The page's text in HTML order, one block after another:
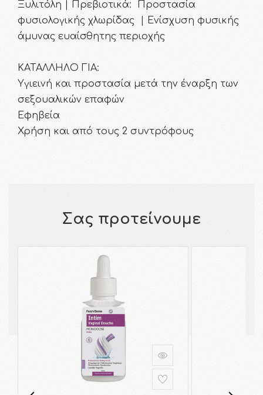
Ξυλιτόλη | Πρεβιοτικά: Προστασία
φυσιολογικής χλωρίδας | Ενίσχυση φυσικής
άμυνας ευαίσθητης περιοχής
ΚΑΤΑΛΛΗΛΟ ΓΙΑ:
Υγιεινή και προστασία μετά την έναρξη των
σεξουαλικών επαφών
Εφηβεία
Χρήση και από τους 2 συντρόφους
Σας προτείνουμε